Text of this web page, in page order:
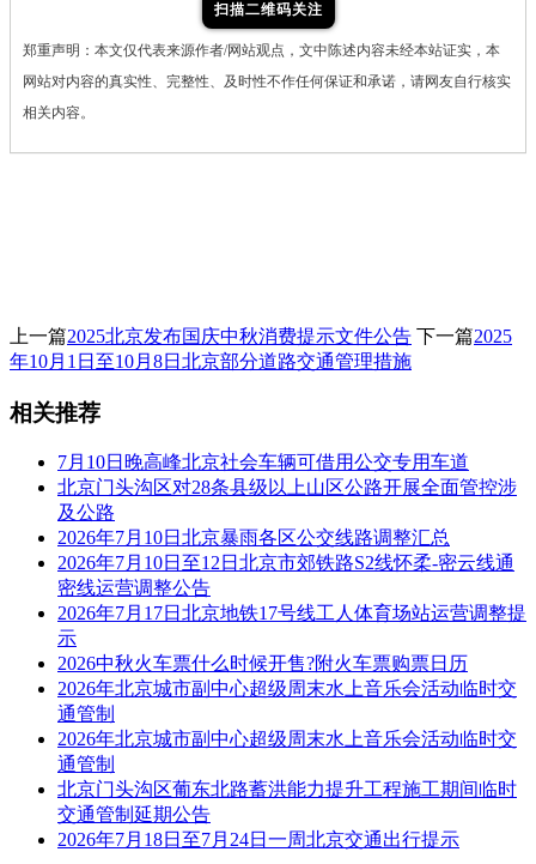
扫描二维码关注
郑重声明：本文仅代表来源作者/网站观点，文中陈述内容未经本站证实，本
网站对内容的真实性、完整性、及时性不作任何保证和承诺，请网友自行核实
相关内容。
上一篇2025北京发布国庆中秋消费提示文件公告 下一篇2025
年10月1日至10月8日北京部分道路交通管理措施
相关推荐
7月10日晚高峰北京社会车辆可借用公交专用车道
北京门头沟区对28条县级以上山区公路开展全面管控涉
及公路
2026年7月10日北京暴雨各区公交线路调整汇总
2026年7月10日至12日北京市郊铁路S2线怀柔-密云线通
密线运营调整公告
2026年7月17日北京地铁17号线工人体育场站运营调整提
示
2026中秋火车票什么时候开售?附火车票购票日历
2026年北京城市副中心超级周末水上音乐会活动临时交
通管制
2026年北京城市副中心超级周末水上音乐会活动临时交
通管制
北京门头沟区葡东北路蓄洪能力提升工程施工期间临时
交通管制延期公告
2026年7月18日至7月24日一周北京交通出行提示